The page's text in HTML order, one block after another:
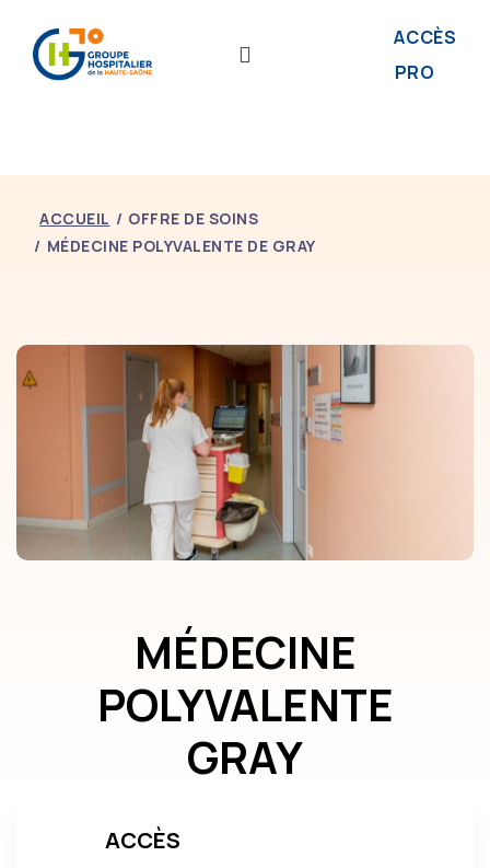
ACCÈS
PRO
ACCUEIL
OFFRE DE SOINS
MÉDECINE POLYVALENTE DE GRAY
MÉDECINE
POLYVALENTE
GRAY
ACCÈS